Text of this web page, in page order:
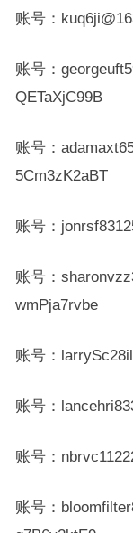
账号：
账号：
QETaXjC99B
账号：
5Cm3zK2aBT
账号：
账号：
wmPja7rvbe
账号：
账号：
账号：
账号：